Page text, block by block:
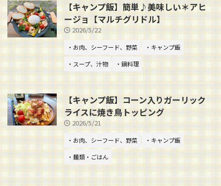
【キャンプ飯】簡単♪美味しい＊アヒ
ージョ【マルチグリドル】
2026/5/22
・お肉、シーフード、野菜
・キャンプ飯
・スープ、汁物
・鍋料理
【キャンプ飯】コーン入りガーリック
ライスに焼き鳥トッピング
2026/5/21
・お肉、シーフード、野菜
・キャンプ飯
・麺類・ごはん